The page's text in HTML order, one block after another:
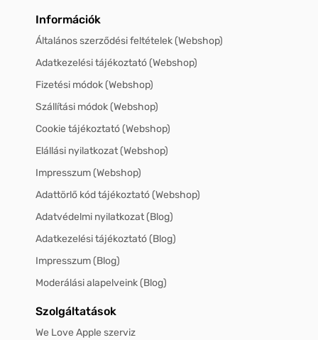
Információk
Általános szerződési feltételek (Webshop)
Adatkezelési tájékoztató (Webshop)
Fizetési módok (Webshop)
Szállítási módok (Webshop)
Cookie tájékoztató (Webshop)
Elállási nyilatkozat (Webshop)
Impresszum (Webshop)
Adattörlő kód tájékoztató (Webshop)
Adatvédelmi nyilatkozat (Blog)
Adatkezelési tájékoztató (Blog)
Impresszum (Blog)
Moderálási alapelveink (Blog)
Szolgáltatások
We Love Apple szerviz